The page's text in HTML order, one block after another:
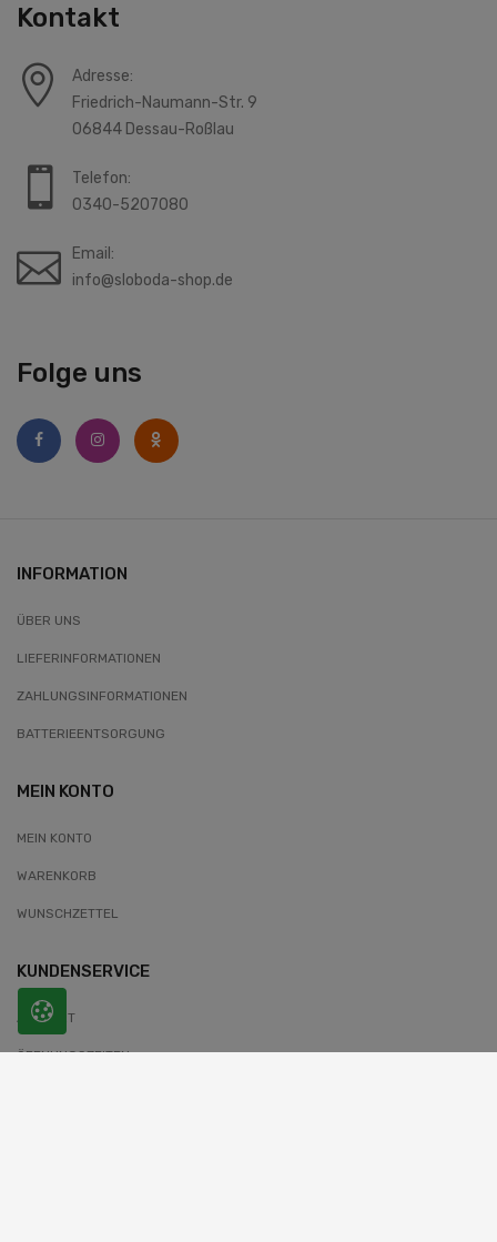
Folge uns
Kontakt
Adresse:
Friedrich-Naumann-Str. 9
06844 Dessau-Roßlau
Telefon:
0340-5207080
Email:
info@sloboda-shop.de
INFORMATION
ÜBER UNS
LIEFERINFORMATIONEN
ZAHLUNGSINFORMATIONEN
BATTERIEENTSORGUNG
MEIN KONTO
MEIN KONTO
WARENKORB
WUNSCHZETTEL
KUNDENSERVICE
ANFAHRT
ÖFFNUNGSZEITEN